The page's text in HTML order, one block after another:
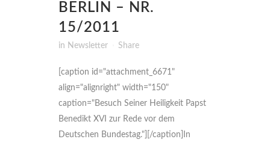
BERLIN – NR.
15/2011
in Newsletter Share
[caption id="attachment_6671"
align="alignright" width="150"
caption="Besuch Seiner Heiligkeit Papst
Benedikt XVI zur Rede vor dem
Deutschen Bundestag."]
[/caption]In